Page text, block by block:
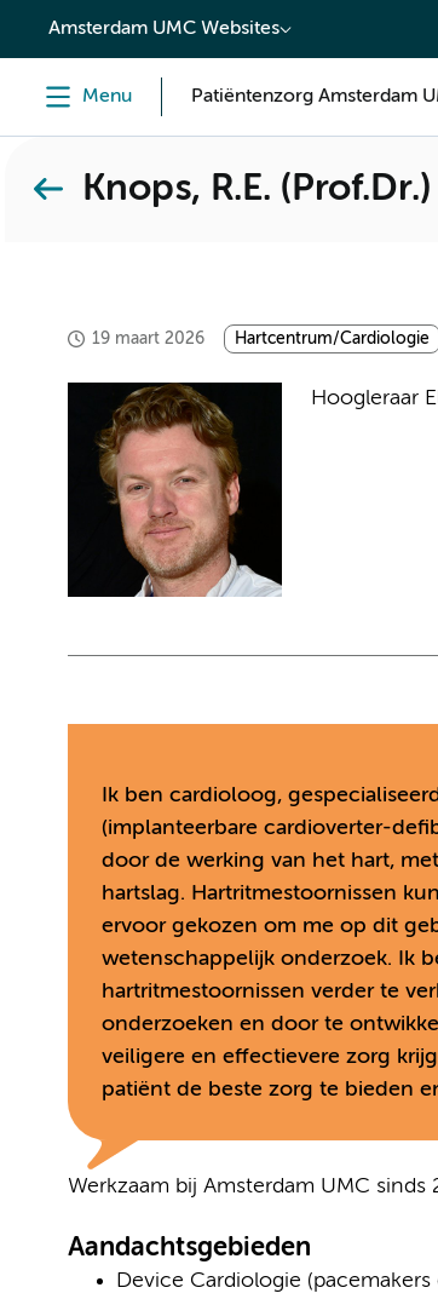
content
Amsterdam UMC Websites
Menu Patiëntenzorg Amsterdam
Knops, R.E. (Prof.Dr.)
19 maart 2026 Hartcentrum/Cardiologie
Hoogleraar
Ik ben cardioloog,
(implanteerbare cardioverter-
door de werking van het hart,
hartslag. Hartritmestoornissen
ervoor gekozen om me op dit
wetenschappelijk onderzoek. Ik
hartritmestoornissen verder te
onderzoeken en door te
veiligere en effectievere zorg
patiënt de beste zorg te bieden
Werkzaam bij Amsterdam UMC sinds
Aandachtsgebieden
Device Cardiologie (pacemakers